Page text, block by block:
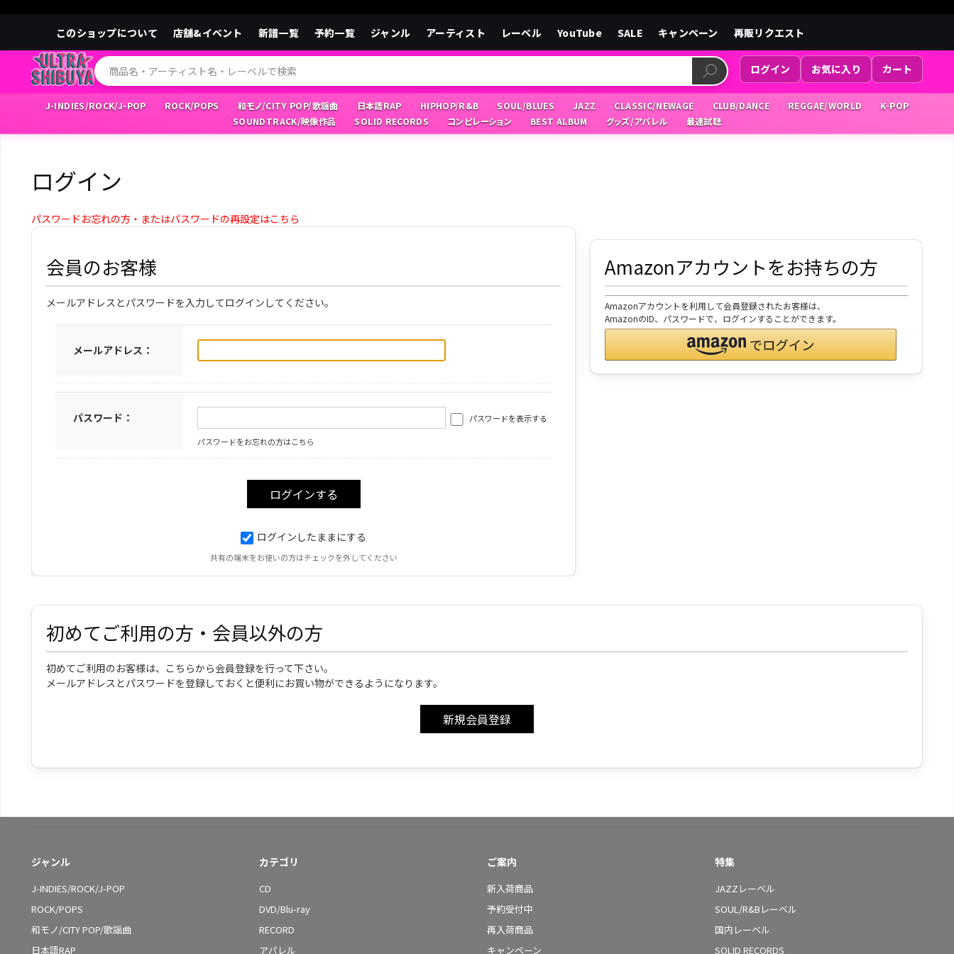
このショップについて 店舗&イベント 新譜一覧 予約一覧 ジャンル アーティスト レーベル YouTube SALE キャンペーン 再販リクエスト
ログイン お気に入り カート
J-INDIES/ROCK/J-POP ROCK/POPS 和モノ/CITY POP/歌謡曲 日本語RAP HIPHOP/R&B SOUL/BLUES JAZZ CLASSIC/NEWAGE CLUB/DANCE REGGAE/WORLD
K-POP
SOUNDTRACK/映像作品
SOLID RECORDS コンピレーション BEST ALBUM グッズ/アパレル 最速試聴
ログイン
パスワードお忘れの方・またはパスワードの再設定はこちら
会員のお客様
メールアドレスとパスワードを入力してログインしてください。
メールアドレス：
パスワード： パスワードを表示する
パスワードをお忘れの方はこちら
ログインしたままにする
共有の端末をお使いの方はチェックを外してください
Amazonアカウントをお持ちの方
Amazonアカウントを利用して会員登録されたお客様は、
AmazonのID、パスワードで、ログインすることができます。
初めてご利用の方・会員以外の方
初めてご利用のお客様は、こちらから会員登録を行って下さい。
メールアドレスとパスワードを登録しておくと便利にお買い物ができるようになります。
ジャンル
J-INDIES/ROCK/J-POP
ROCK/POPS
和モノ/CITY POP/歌謡曲
日本語RAP
カテゴリ
CD
DVD/Blu-ray
RECORD
アパレル
ご案内
新入荷商品
予約受付中
再入荷商品
キャンペーン
特集
JAZZレーベル
SOUL/R&Bレーベル
国内レーベル
SOLID RECORDS